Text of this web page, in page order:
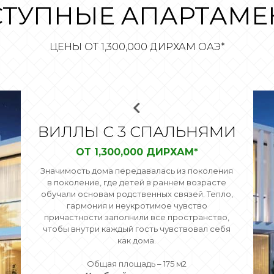
ЦЕНЫ ОТ 1,300,000 ДИРХАМ ОАЭ*
ВИЛЛЫ С 3 СПАЛЬНЯМИ
ОТ 1,300,000 ДИРХАМ*
Значимость дома передавалась из поколения
в поколение, где детей в раннем возрасте
обучали основам родственных связей. Тепло,
гармония и неукротимое чувство
причастности заполнили все пространство,
чтобы внутри каждый гость чувствовал себя
как дома.
Общая площадь – 175 м2